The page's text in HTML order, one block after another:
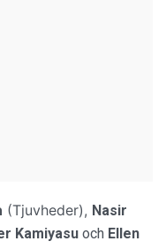
(Tjuvheder), Nasir
Kamiyasu och Ellen